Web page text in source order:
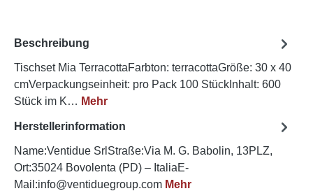
Beschreibung
Tischset Mia TerracottaFarbton: terracottaGröße: 30 x 40
cmVerpackungseinheit: pro Pack 100 StückInhalt: 600
Stück im K… Mehr
Herstellerinformation
Name:Ventidue SrlStraße:Via M. G. Babolin, 13PLZ,
Ort:35024 Bovolenta (PD) – ItaliaE-
Mail:info@ventiduegroup.com Mehr